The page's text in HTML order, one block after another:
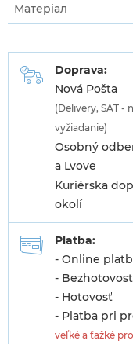
Матеріал
Doprava:
Nová Pošta
(Delivery, SAT -
vyžiadanie)
Osobný
a Lvove
Kuriérska
okolí
Platba:
- Online
-
- Hotovosť
- Platba pri
veľké a ťažké